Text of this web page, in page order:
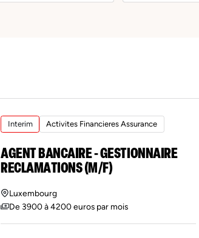
Interim Activites Financieres Assurance
AGENT BANCAIRE - GESTIONNAIRE
RECLAMATIONS (M/F)
Luxembourg
De 3900 à 4200 euros par mois